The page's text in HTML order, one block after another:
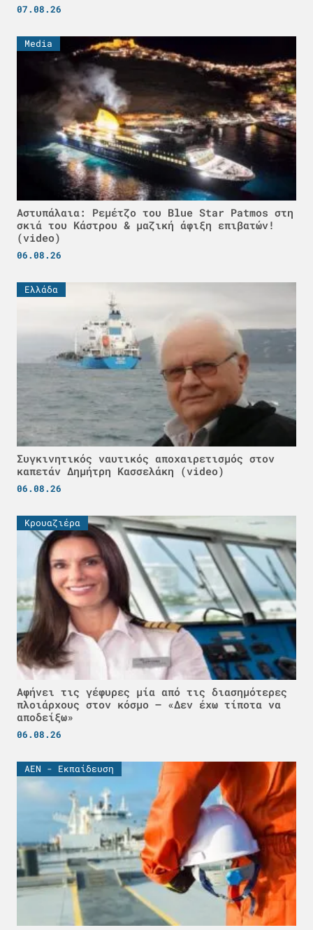
07.08.26
Media
Αστυπάλαια: Ρεμέτζο του Blue Star Patmos στη
σκιά του Κάστρου & μαζική άφιξη επιβατών!
(video)
06.08.26
Ελλάδα
Συγκινητικός ναυτικός αποχαιρετισμός στον
καπετάν Δημήτρη Κασσελάκη (video)
06.08.26
Κρουαζιέρα
Αφήνει τις γέφυρες μία από τις διασημότερες
πλοιάρχους στον κόσμο – «Δεν έχω τίποτα να
αποδείξω»
06.08.26
ΑΕΝ - Εκπαίδευση